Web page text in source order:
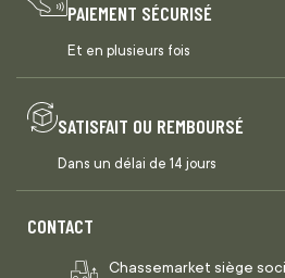
PAIEMENT SÉCURISÉ
Et en plusieurs fois
SATISFAIT OU REMBOURSÉ
Dans un délai de 14 jours
CONTACT
Chassemarket siège